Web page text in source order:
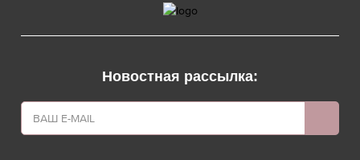
Новостная рассылка: